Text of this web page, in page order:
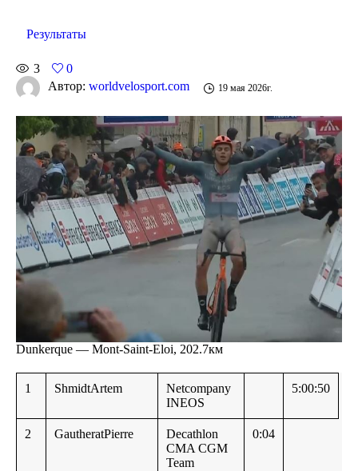
Результаты
3
0
Автор: worldvelosport.com 19 мая 2026г.
Dunkerque — Mont-Saint-Eloi, 202.7км
1 ShmidtArtem
Netcompany
INEOS
5:00:50
2 GautheratPierre
Decathlon
CMA CGM
Team
0:04